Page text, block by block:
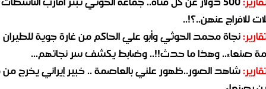
للافراج عنهن..؟!..
نجاة محمد الحوثي وأبو علي الحاكم من غارة جوية للطيران
صنعاء.. وهذا ما حدث!!.. وضابط يكشف سر نجاتهم...
شاهد الصور..ظهور علني بالعاصمة .. خبير إيراني يخرج